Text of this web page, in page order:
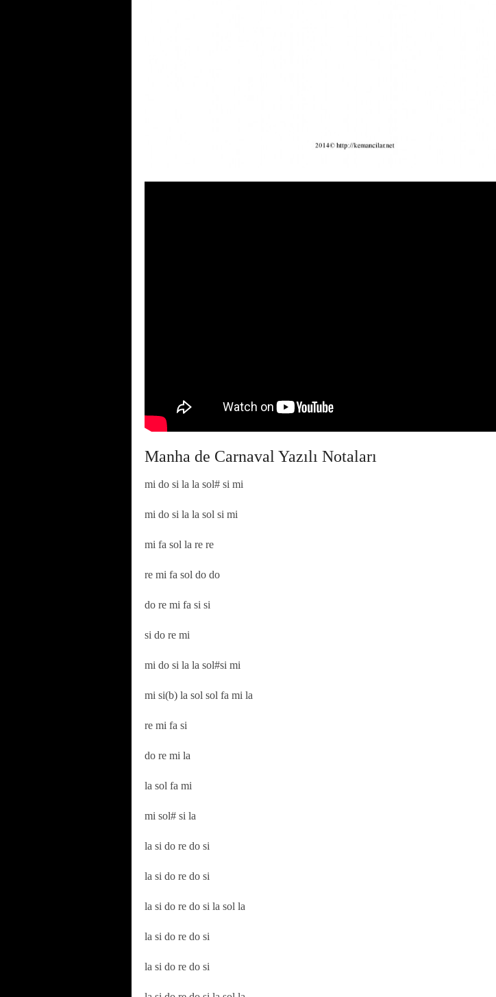
Manha de Carnaval Yazılı Notaları
mi do si la la sol# si mi
mi do si la la sol si mi
mi fa sol la re re
re mi fa sol do do
do re mi fa si si
si do re mi
mi do si la la sol#si mi
mi si(b) la sol sol fa mi la
re mi fa si
do re mi la
la sol fa mi
mi sol# si la
la si do re do si
la si do re do si
la si do re do si la sol la
la si do re do si
la si do re do si